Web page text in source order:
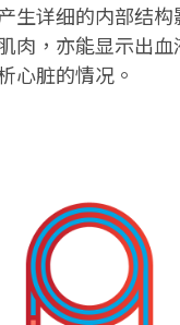
生详细的内部结
肉，亦能显示出血
心脏的情况。